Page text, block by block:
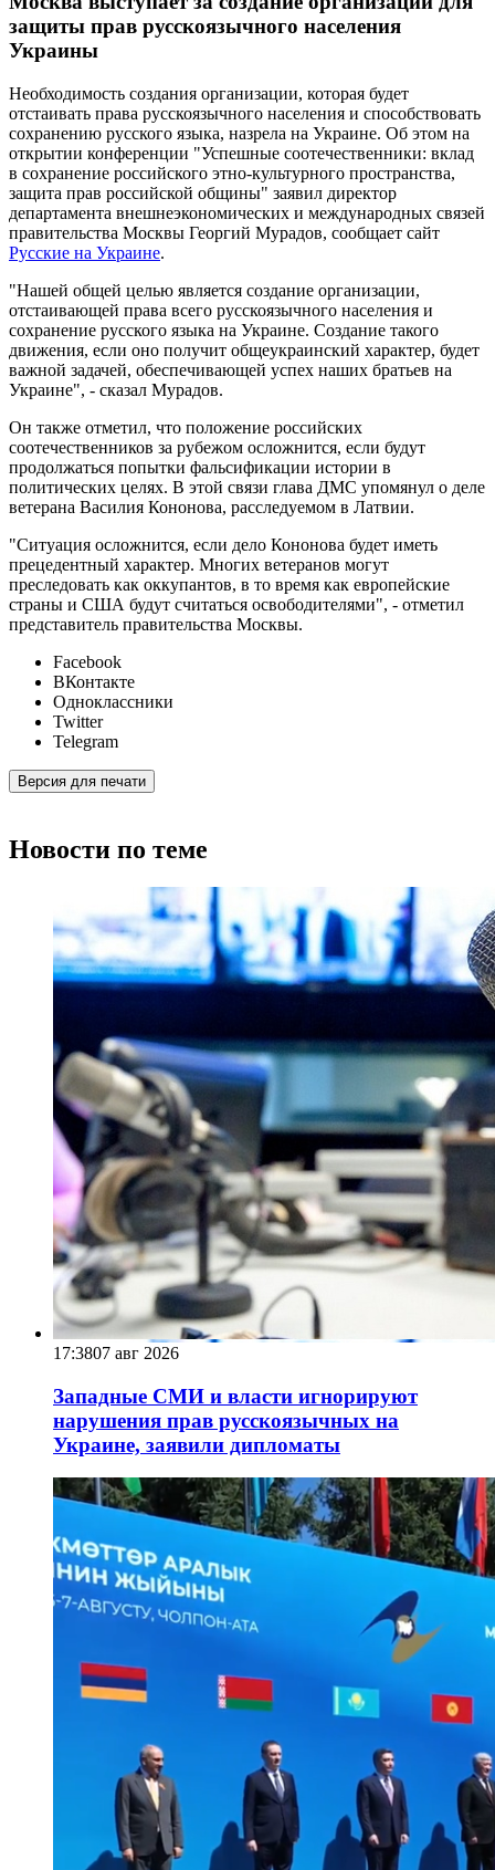
защиты прав русскоязычного населения
Украины
Необходимость создания организации, которая будет
отстаивать права русскоязычного населения и способствовать
сохранению русского языка, назрела на Украине. Об этом на
открытии конференции "Успешные соотечественники: вклад
в сохранение российского этно-культурного пространства,
защита прав российской общины" заявил директор
департамента внешнеэкономических и международных связей
правительства Москвы Георгий Мурадов, сообщает сайт
Русские на Украине.
"Нашей общей целью является создание организации,
отстаивающей права всего русскоязычного населения и
сохранение русского языка на Украине. Создание такого
движения, если оно получит общеукраинский характер, будет
важной задачей, обеспечивающей успех наших братьев на
Украине", - сказал Мурадов.
Он также отметил, что положение российских
соотечественников за рубежом осложнится, если будут
продолжаться попытки фальсификации истории в
политических целях. В этой связи глава ДМС упомянул о деле
ветерана Василия Кононова, расследуемом в Латвии.
"Ситуация осложнится, если дело Кононова будет иметь
прецедентный характер. Многих ветеранов могут
преследовать как оккупантов, в то время как европейские
страны и США будут считаться освободителями", - отметил
представитель правительства Москвы.
Facebook
ВКонтакте
Одноклассники
Twitter
Telegram
Версия для печати
Новости по теме
17:3807 авг 2026
Западные СМИ и власти игнорируют
нарушения прав русскоязычных на
Украине, заявили дипломаты